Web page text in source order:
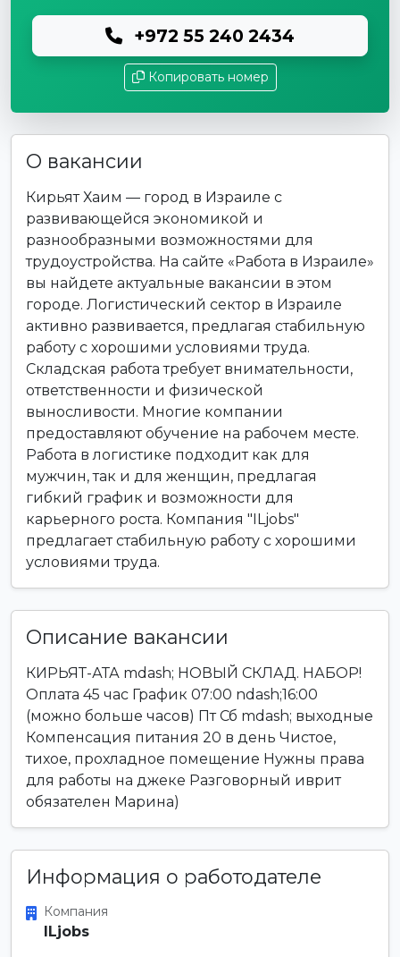
+972 55 240 2434
Копировать номер
О вакансии
Кирьят Хаим — город в Израиле с
развивающейся экономикой и
разнообразными возможностями для
трудоустройства. На сайте «Работа в Израиле»
вы найдете актуальные вакансии в этом
городе. Логистический сектор в Израиле
активно развивается, предлагая стабильную
работу с хорошими условиями труда.
Складская работа требует внимательности,
ответственности и физической
выносливости. Многие компании
предоставляют обучение на рабочем месте.
Работа в логистике подходит как для
мужчин, так и для женщин, предлагая
гибкий график и возможности для
карьерного роста. Компания "ILjobs"
предлагает стабильную работу с хорошими
условиями труда.
Описание вакансии
КИРЬЯТ-АТА mdash; НОВЫЙ СКЛАД. НАБОР!
Оплата 45 час График 07:00 ndash;16:00
(можно больше часов) Пт Сб mdash; выходные
Компенсация питания 20 в день Чистое,
тихое, прохладное помещение Нужны права
для работы на джеке Разговорный иврит
обязателен Марина)
Информация о работодателе
Компания
ILjobs